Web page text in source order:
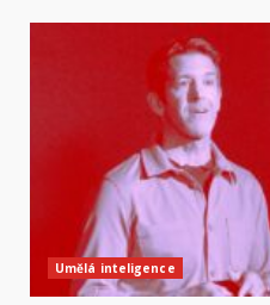
Umělá inteligence